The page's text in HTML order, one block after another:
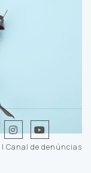
| Canal de denúncias